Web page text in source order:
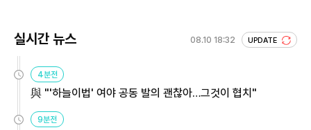
실시간 뉴스 08.10 18:32 UPDATE
4분전
與 "'하늘이법' 여야 공동 발의 괜찮아…그것이 협치"
9분전